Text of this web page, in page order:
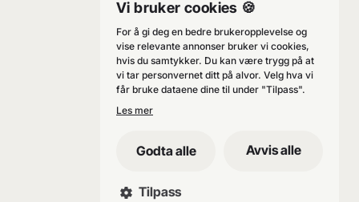
Vi bruker cookies 🍪
For å gi deg en bedre brukeropplevelse og
vise relevante annonser bruker vi cookies,
hvis du samtykker. Du kan være trygg på at
vi tar personvernet ditt på alvor. Velg hva vi
får bruke dataene dine til under "Tilpass".
Les mer
Godta alle Avvis alle
Tilpass